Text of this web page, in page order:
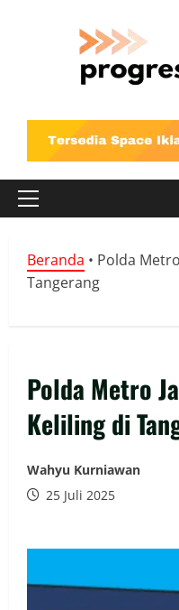
Primary
Beranda • Polda
Tangerang
Polda Metro
Keliling di
Wahyu Kurniawan
25 Juli 2025